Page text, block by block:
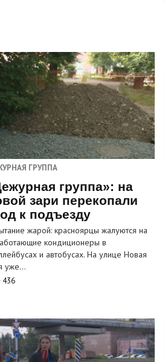
ГРУППА
группа»: на
зари перекопали
к подъезду
жарой: красноярцы жалуются на
кондиционеры в
и автобусах. На улице Новая
уже…
436